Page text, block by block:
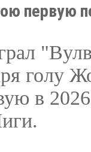
первую
голу
в